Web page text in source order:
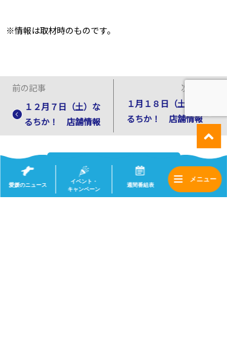
※情報は取材時のものです。
前の記事
１２月７日（土）な
るちか！ 店舗情報
次の記事
１月１８日（土）な
るちか！ 店舗情報
一覧へ
愛媛のニュース
イベント・
キャンペーン
週間番組表